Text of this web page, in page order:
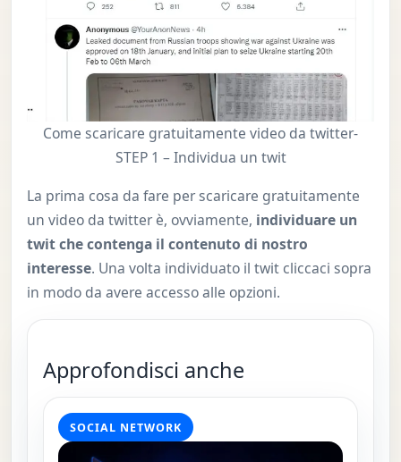
Come scaricare gratuitamente video da twitter-
STEP 1 – Individua un twit
La prima cosa da fare per scaricare gratuitamente
un video da twitter è, ovviamente, individuare un
twit che contenga il contenuto di nostro
interesse. Una volta individuato il twit cliccaci sopra
in modo da avere accesso alle opzioni.
Approfondisci anche
SOCIAL NETWORK